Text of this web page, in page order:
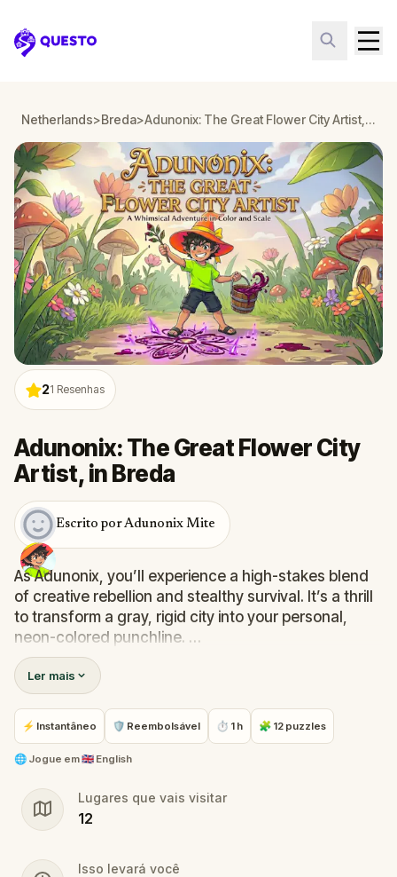
Questo
Netherlands>Breda> Adunonix: The Great Flower City Artist, in Breda
21 Resenhas
Adunonix: The Great Flower City
Artist, in Breda
Escrito por Adunonix Mite
As Adunonix, you’ll experience a high-stakes blend
of creative rebellion and stealthy survival. It’s a thrill
to transform a gray, rigid city into your personal,
neon-colored punchline.
Players should dive in for the unique "Renaissance"
mechanics and the emotional weight of defying a
master.
Will your art live forever, or will the "Toad Officials"
Ler mais
⚡ Instantâneo 🛡 Reembolsável ⏱ 1 h 🧩 12 puzzles
🌐 Jogue em🇬🇧 English
Lugares que vais visitar
12
Isso levará você